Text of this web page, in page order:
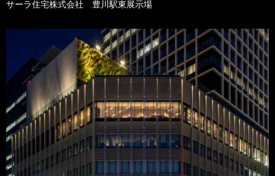
サーラ住宅株式会社 豊川駅東展示場